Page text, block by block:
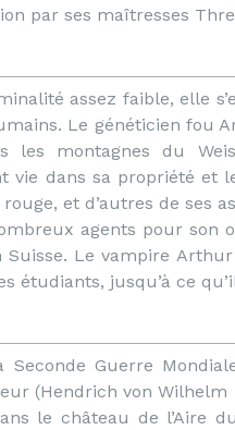
par ses maîtresses
assez faible, elle
Le généticien fou
les montagnes du
vie dans sa propriété et
et d’autres de ses
agents pour son
Le vampire
étudiants, jusqu’à ce
Seconde Guerre
(Hendrich von
le château de l’Aire